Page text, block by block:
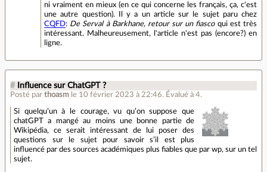
ni vraiment en mieux (en ce qui concerne les français, ça, c'est
une autre question). Il y a un article sur le sujet paru chez
CQFD: De Serval à Barkhane, retour sur un fiascoqui est très
intéressant. Malheureusement, l'article n'est pas (encore?) en
ligne.
# Influence sur ChatGPT ?
Posté par thoasm le 10 février 2023 à 22:46. Évalué à 4.
Si quelqu’un à le courage, vu qu’on suppose que
chatGPT a mangé au moins une bonne partie de
Wikipédia, ce serait intéressant de lui poser des
questions sur le sujet pour savoir s’il est plus
influencé par des sources académiques plus fiables que par wp, sur un tel
sujet.